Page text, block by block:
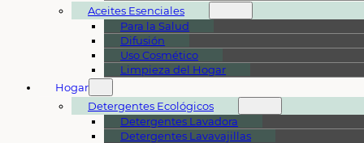
Aceites Esenciales
Para la Salud
Difusión
Uso Cosmético
Limpieza del Hogar
Hogar
Detergentes Ecológicos
Detergentes Lavadora
Detergentes Lavavajillas